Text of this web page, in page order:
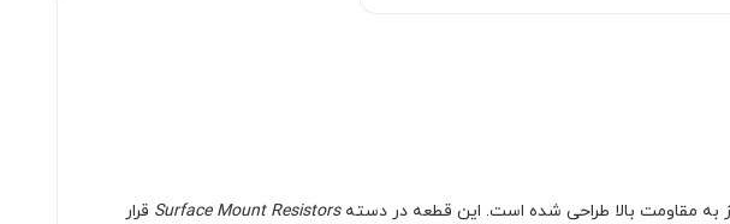
به مقاومت بالا طراحی شده است. این قطعه در دستهSurface Mount Resistors قرار